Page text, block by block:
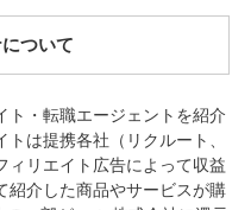
ついて
ト・転職エージェントを紹介
は提携各社（リクルート、
ィリエイト広告によって収益
紹介した商品やサービスが購